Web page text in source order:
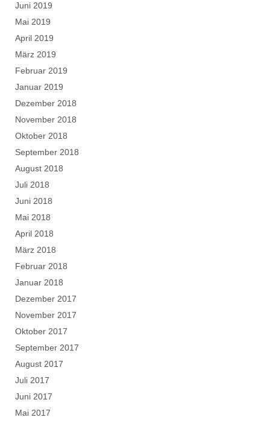
Juni 2019
Mai 2019
April 2019
März 2019
Februar 2019
Januar 2019
Dezember 2018
November 2018
Oktober 2018
September 2018
August 2018
Juli 2018
Juni 2018
Mai 2018
April 2018
März 2018
Februar 2018
Januar 2018
Dezember 2017
November 2017
Oktober 2017
September 2017
August 2017
Juli 2017
Juni 2017
Mai 2017